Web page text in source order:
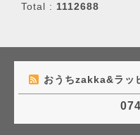
Total : 1112688
おうちzakka&ラ